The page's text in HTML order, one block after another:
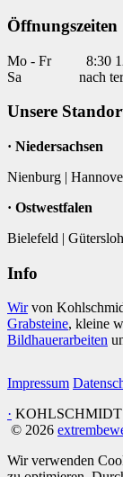
Öffnungszeiten
Mo - Fr
8:30
Sa
nach
Unsere
· Niedersachsen
Nienburg |
· Ostwestfalen
Bielefeld |
Info
Wirvon
Grabsteine, kleine
Bildhauerarbeiten
Impressum
·
© 2026
Wir verwenden